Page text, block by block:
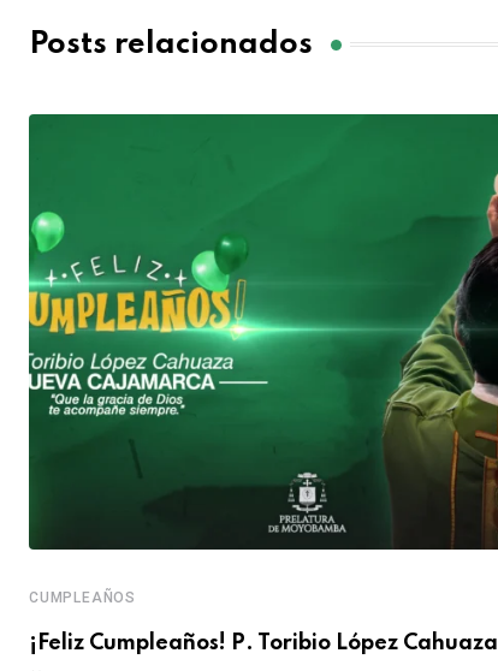
Posts relacionados
CUMPLEAÑOS
¡Feliz Cumpleaños! P. Toribio López Cahuaza